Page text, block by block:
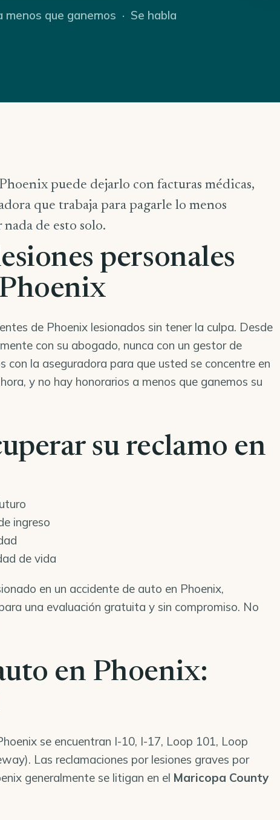
que ganemos · Se habla
puede dejarlo con facturas médicas,
que trabaja para pagarle lo menos
de esto solo.
personales
de Phoenix lesionados sin tener la culpa. Desde
con su abogado, nunca con un gestor de
la aseguradora para que usted se concentre en
y no hay honorarios a menos que ganemos su
su reclamo en
ingreso
de vida
en un accidente de auto en Phoenix,
una evaluación gratuita y sin compromiso. No
en Phoenix:
se encuentran I-10, I-17, Loop 101, Loop
Las reclamaciones por lesiones graves por
generalmente se litigan en el Maricopa County